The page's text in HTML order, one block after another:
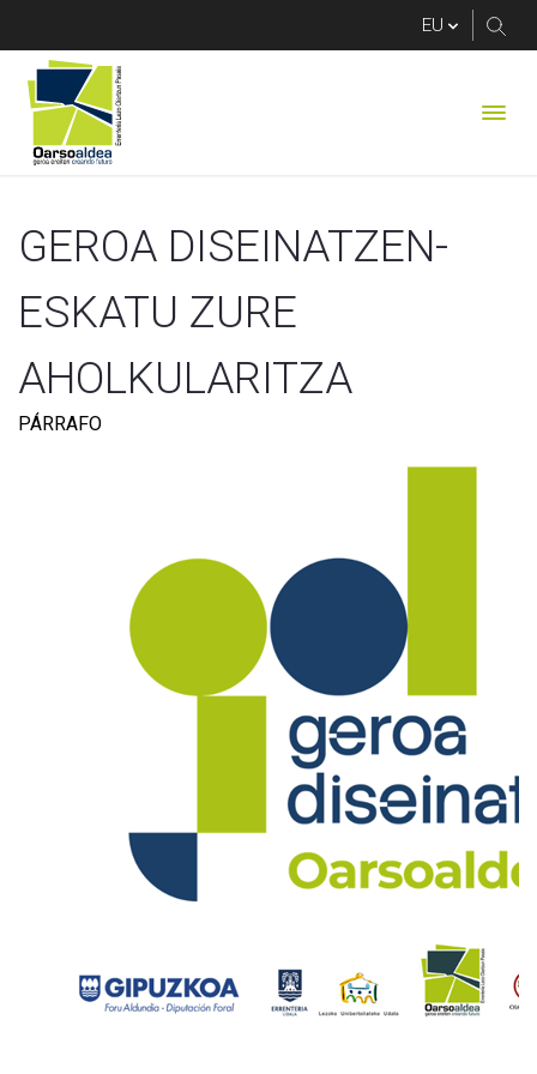
OLAJ ZERBITZU
GEROA DISEINATZEN-
ESKATU ZURE
AHOLKULARITZA
PÁRRAFO